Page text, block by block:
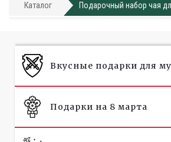
Каталог Подарочный набор чая
Вкусные подарки для
Подарки на 8 марта